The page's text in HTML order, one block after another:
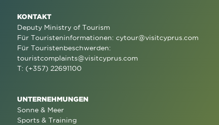
KONTAKT
Deputy Ministry of Tourism
Für Touristeninformationen: cytour@visitcyprus.com
Für Touristenbeschwerden:
touristcomplaints@visitcyprus.com
T: (+357) 22691100
UNTERNEHMUNGEN
Sonne & Meer
Sports & Training